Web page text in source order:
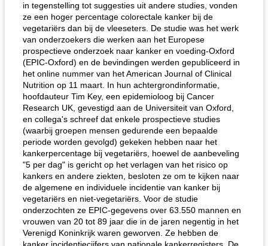
in tegenstelling tot suggesties uit andere studies, vonden
ze een hoger percentage colorectale kanker bij de
vegetariërs dan bij de vleeseters. De studie was het werk
van onderzoekers die werken aan het Europese
prospectieve onderzoek naar kanker en voeding-Oxford
(EPIC-Oxford) en de bevindingen werden gepubliceerd in
het online nummer van het American Journal of Clinical
Nutrition op 11 maart. In hun achtergrondinformatie,
hoofdauteur Tim Key, een epidemioloog bij Cancer
Research UK, gevestigd aan de Universiteit van Oxford,
en collega's schreef dat enkele prospectieve studies
(waarbij groepen mensen gedurende een bepaalde
periode worden gevolgd) gekeken hebben naar het
kankerpercentage bij vegetariërs, hoewel de aanbeveling
"5 per dag" is gericht op het verlagen van het risico op
kankers en andere ziekten, besloten ze om te kijken naar
de algemene en individuele incidentie van kanker bij
vegetariërs en niet-vegetariërs. Voor de studie
onderzochten ze EPIC-gegevens over 63.550 mannen en
vrouwen van 20 tot 89 jaar die in de jaren negentig in het
Verenigd Koninkrijk waren geworven. Ze hebben de